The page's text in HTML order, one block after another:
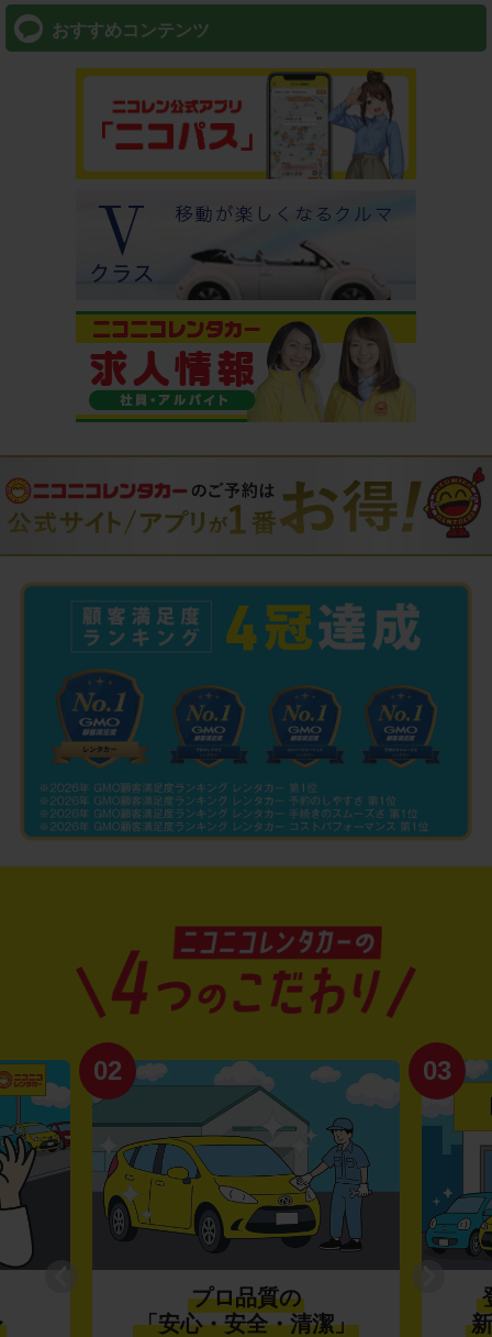
おすすめコンテンツ
02
プロ品質の
「安心・安全・清潔」
03